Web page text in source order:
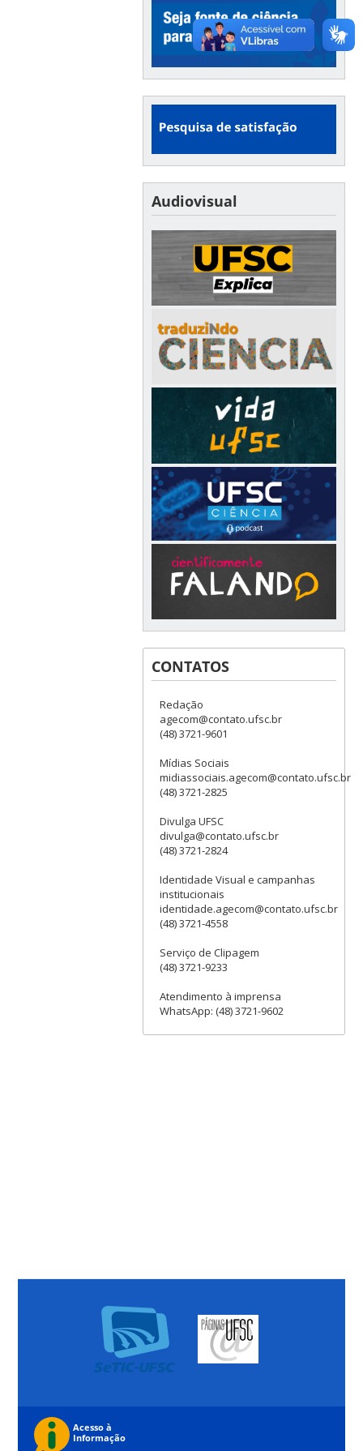
Audiovisual
CONTATOS
Redação
agecom@contato.ufsc.br
(48) 3721-9601
Mídias Sociais
midiassociais.agecom@contato.ufsc.br
(48) 3721-2825
Divulga UFSC
divulga@contato.ufsc.br
(48) 3721-2824
Identidade Visual e campanhas
institucionais
identidade.agecom@contato.ufsc.br
(48) 3721-4558
Serviço de Clipagem
(48) 3721-9233
Atendimento à imprensa
WhatsApp: (48) 3721-9602